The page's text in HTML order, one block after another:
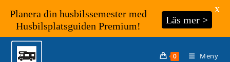
Hoppa
0 Meny
Planera din husbilssemester med
Husbilsplatsguiden Premium!
Läs mer >
X